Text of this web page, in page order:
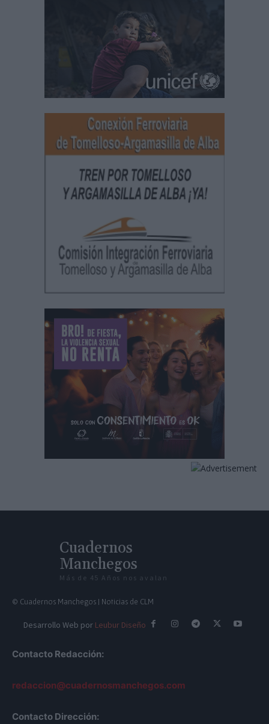
Cuadernos
Manchegos
Más de 45 Años nos avalan
© Cuadernos Manchegos | Noticias de CLM
Desarrollo Web por Leubur Diseño
Contacto Redacción:
redaccion@cuadernosmanchegos.com
Contacto Dirección: